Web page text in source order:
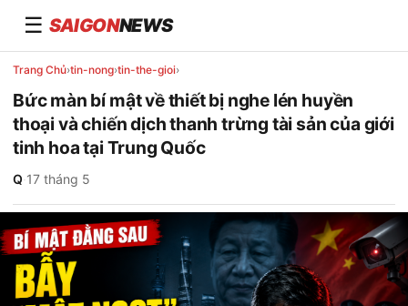
☰ SAIGONNEWS
Trang Chủ›tin-nong›tin-the-gioi›
Bức màn bí mật về thiết bị nghe lén huyền
thoại và chiến dịch thanh trừng tài sản của giới
tinh hoa tại Trung Quốc
Q·17 tháng 5